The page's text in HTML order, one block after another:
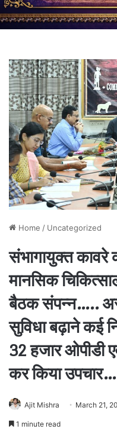
Home / Uncategorized
संभागायुक्त कावरे
मानसिक
बैठक संपन्न…..
सुविधा बढ़ाने कई
32 हजार ओपीडी
कर किया
Ajit Mishra March 21,
1 minute read